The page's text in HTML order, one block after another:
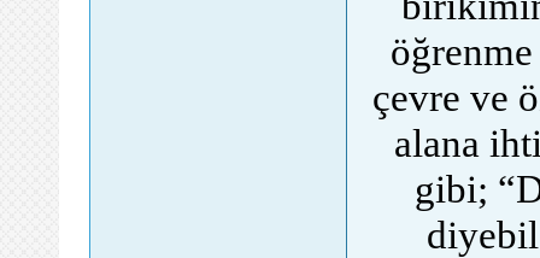
çevre ve
alana
gibi;